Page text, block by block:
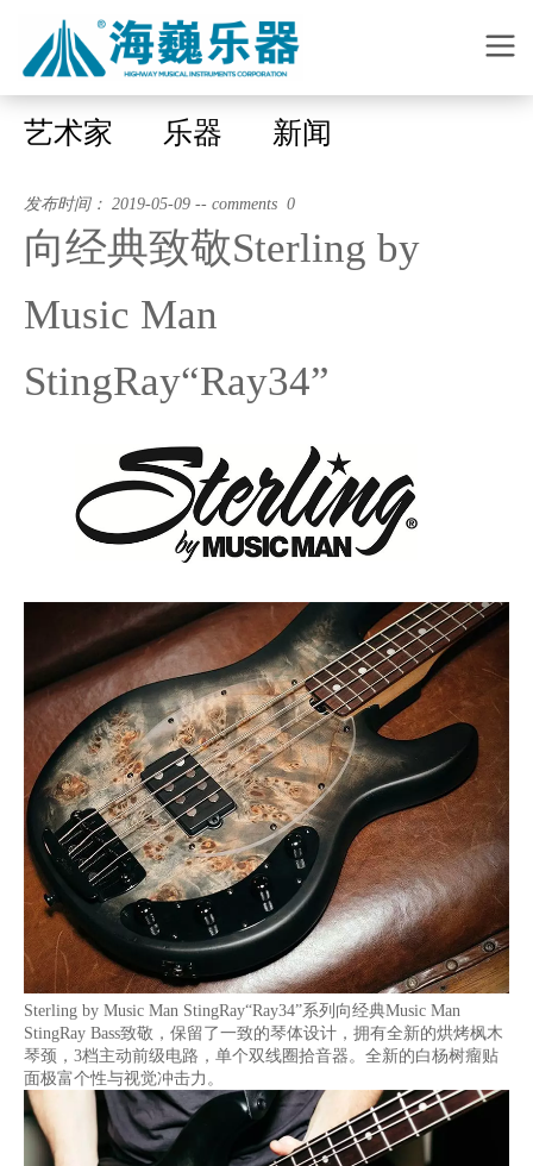
艺术家 乐器 新闻
发布时间： 2019-05-09 -- comments 0
向经典致敬Sterling by
Music Man
StingRay“Ray34”
Sterling by Music Man StingRay“Ray34”系列向经典Music Man
StingRay Bass致敬，保留了一致的琴体设计，拥有全新的烘烤枫木
琴颈，3档主动前级电路，单个双线圈拾音器。全新的白杨树瘤贴
面极富个性与视觉冲击力。